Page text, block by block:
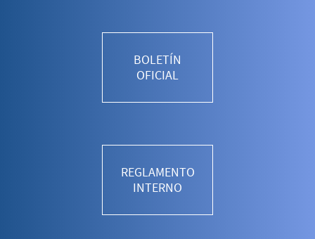
BOLETÍN
OFICIAL
REGLAMENTO
INTERNO